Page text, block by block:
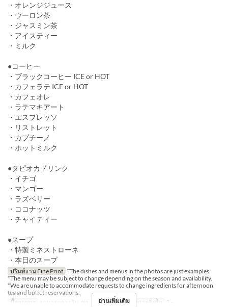
・オレンジジュース
・ウーロン茶
・ジャスミン茶
・アイスティー
・ミルク
●コーヒー
・ブラックコーヒー ICE or HOT
・カフェラテ ICE or HOT
・カフェオレ
・ラテマキアート
・エスプレッソ
・リストレット
・カプチーノ
・ホットミルク
●タピオカドリンク
・イチゴ
・マンゴー
・ラズベリー
・ココナッツ
・チャイティー
●スープ
・特製ミネストローネ
・本日のスープ
ปรินท์งาน Fine Print *The dishes and menus in the photos are just examples.
*The menu may be subject to change depending on the season and availability.
*We are unable to accommodate requests to change ingredients for afternoon
tea and buffet reservations.
มื้ออาหาร
อาหารกลางวัน, ชา, อาหารเย็น จำกัดการสั่งซื้อ 2 ~
อ่านเพิ่มเติม